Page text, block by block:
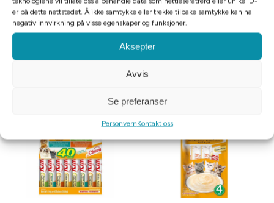
er på dette nettstedet. Å ikke samtykke eller trekke tilbake samtykke kan ha
negativ innvirkning på visse egenskaper og funksjoner.
Aksepter
Avvis
Se preferanser
PersonvernKontakt oss
Churu Cat Dashi Delights Silky
Broth Chicken/cheese 40g
Churu Cat Chicken Varieties